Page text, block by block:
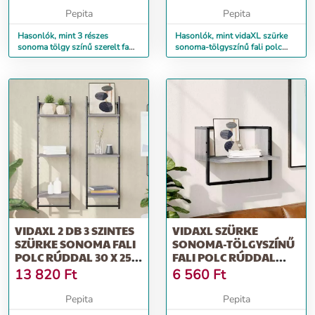
Pepita
Hasonlók, mint 3 részes
sonoma tölgy színű szerelt fa
fali polc szett rúddal
Pepita
Hasonlók, mint vidaXL szürke
sonoma-tölgyszínű fali polc
rúddal 30x25x30 cm
VIDAXL 2 DB 3 SZINTES
SZÜRKE SONOMA FALI
POLC RÚDDAL 30 X 25 X
100 CM
13 820 Ft
Pepita
VIDAXL SZÜRKE
SONOMA-TÖLGYSZÍNŰ
FALI POLC RÚDDAL
40X25X30 CM
6 560 Ft
Pepita